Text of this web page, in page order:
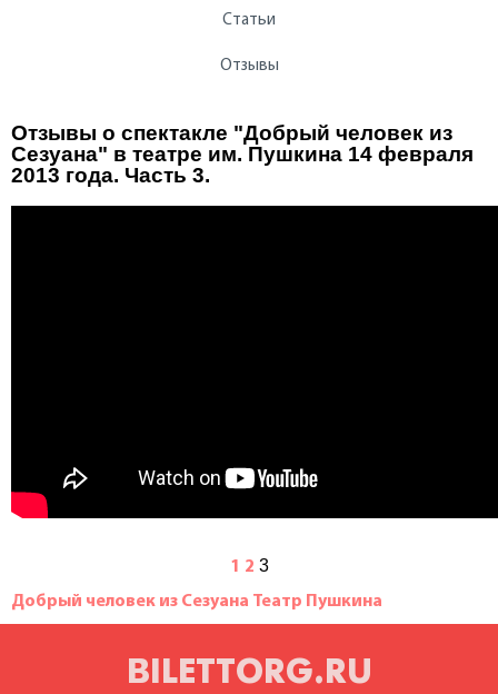
Статьи
Отзывы
Отзывы о спектакле "Добрый человек из
Сезуана" в театре им. Пушкина 14 февраля
2013 года. Часть 3.
1 2 3
Добрый человек из Сезуана Театр Пушкина
BILETTORG.RU